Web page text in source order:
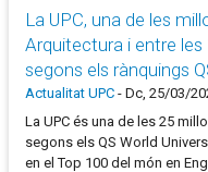
La UPC, una de les
Arquitectura i entre les
segons els rànquings
Actualitat UPC - Dc, 25/03/
La UPC és una de les 25
segons els QS World
en el Top 100 del món en